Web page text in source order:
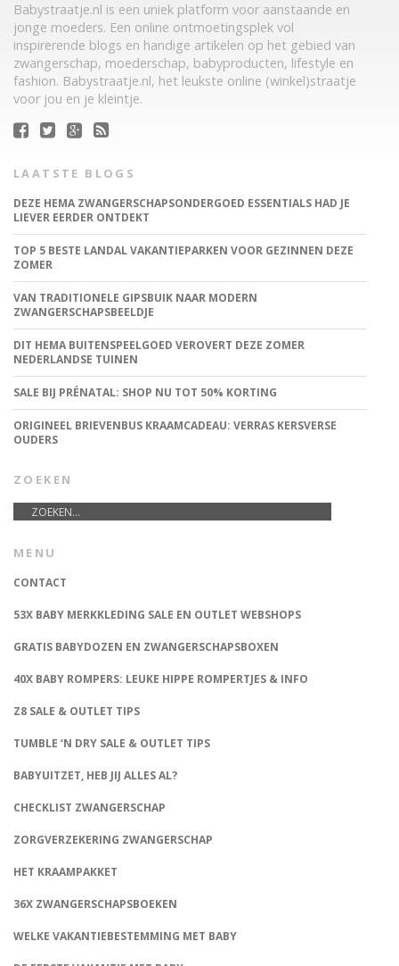
Babystraatje.nl is een uniek platform voor aanstaande en
jonge moeders. Een online ontmoetingsplek vol
inspirerende blogs en handige artikelen op het gebied van
zwangerschap, moederschap, babyproducten, lifestyle en
fashion. Babystraatje.nl, het leukste online (winkel)straatje
voor jou en je kleintje.
LAATSTE BLOGS
DEZE HEMA ZWANGERSCHAPSONDERGOED ESSENTIALS HAD JE
LIEVER EERDER ONTDEKT
TOP 5 BESTE LANDAL VAKANTIEPARKEN VOOR GEZINNEN DEZE
ZOMER
VAN TRADITIONELE GIPSBUIK NAAR MODERN
ZWANGERSCHAPSBEELDJE
DIT HEMA BUITENSPEELGOED VEROVERT DEZE ZOMER
NEDERLANDSE TUINEN
SALE BIJ PRÉNATAL: SHOP NU TOT 50% KORTING
ORIGINEEL BRIEVENBUS KRAAMCADEAU: VERRAS KERSVERSE
OUDERS
ZOEKEN
MENU
CONTACT
53X BABY MERKKLEDING SALE EN OUTLET WEBSHOPS
GRATIS BABYDOZEN EN ZWANGERSCHAPSBOXEN
40X BABY ROMPERS: LEUKE HIPPE ROMPERTJES & INFO
Z8 SALE & OUTLET TIPS
TUMBLE ‘N DRY SALE & OUTLET TIPS
BABYUITZET, HEB JIJ ALLES AL?
CHECKLIST ZWANGERSCHAP
ZORGVERZEKERING ZWANGERSCHAP
HET KRAAMPAKKET
36X ZWANGERSCHAPSBOEKEN
WELKE VAKANTIEBESTEMMING MET BABY